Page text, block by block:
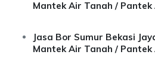
Mantek Air Tanah / Pantek
Jasa Bor Sumur Bekasi
Mantek Air Tanah / Pantek